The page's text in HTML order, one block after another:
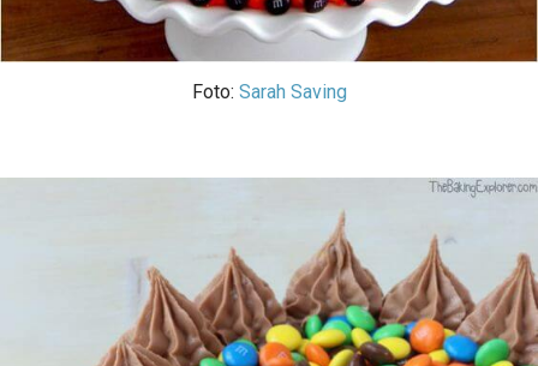
Foto: Sarah Saving